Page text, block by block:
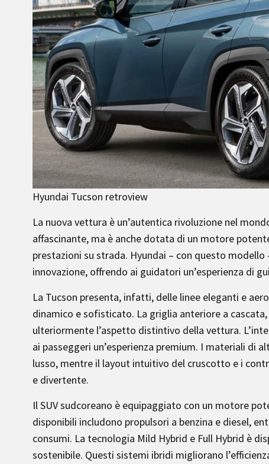
Hyundai Tucson retroview
La nuova vettura è un’autentica rivoluzione nel
affascinante, ma è anche dotata di un motore
prestazioni su strada. Hyundai – con questo
innovazione, offrendo ai guidatori un’esperienza di
La Tucson presenta, infatti, delle linee eleganti e
dinamico e sofisticato. La griglia anteriore a
ulteriormente l’aspetto distintivo della vettura.
ai passeggeri un’esperienza premium. I materiali
lusso, mentre il layout intuitivo del cruscotto e i
e divertente.
Il SUV sudcoreano è equipaggiato con un motore
disponibili includono propulsori a benzina e diesel,
consumi. La tecnologia Mild Hybrid e Full Hybrid è
sostenibile. Questi sistemi ibridi migliorano